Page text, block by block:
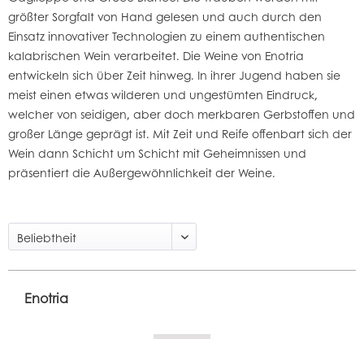
größter Sorgfalt von Hand gelesen und auch durch den
Einsatz innovativer Technologien zu einem authentischen
kalabrischen Wein verarbeitet. Die Weine von Enotria
entwickeln sich über Zeit hinweg. In ihrer Jugend haben sie
meist einen etwas wilderen und ungestümten Eindruck,
welcher von seidigen, aber doch merkbaren Gerbstoffen und
großer Länge geprägt ist. Mit Zeit und Reife offenbart sich der
Wein dann Schicht um Schicht mit Geheimnissen und
präsentiert die Außergewöhnlichkeit der Weine.
Enotria